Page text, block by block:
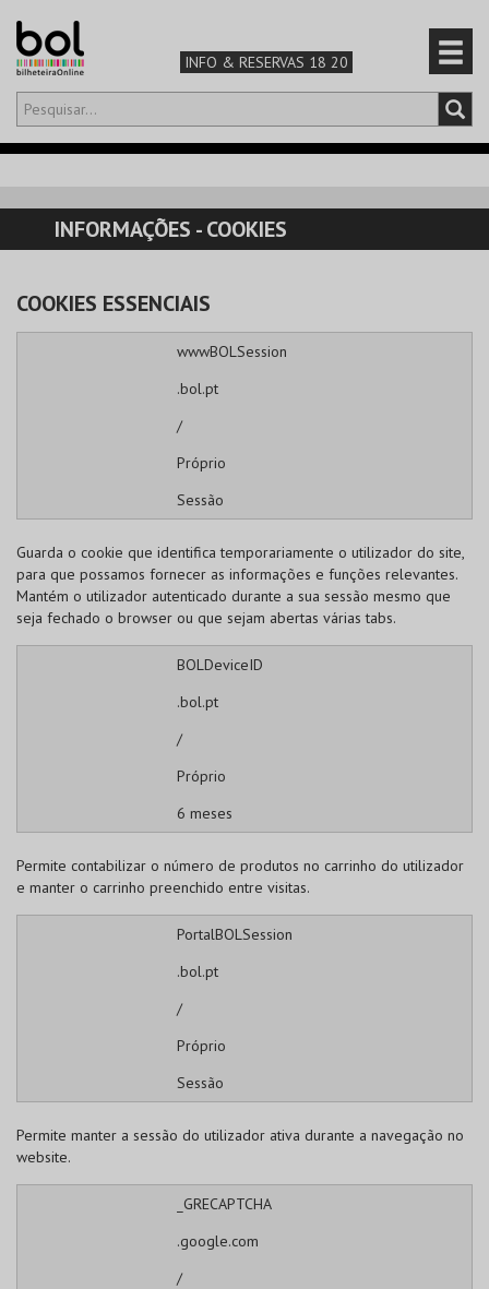
INFO & RESERVAS 18 20
Olá,iniciar sessão
CARRINHO
TEATRO & ARTE
MÚSICA & FESTIVAIS
DESPORTO & AVENTURA
INFORMAÇÕES - COOKIES
COOKIES ESSENCIAIS
wwwBOLSession
.bol.pt
/
Próprio
Sessão
Guarda o cookie que identifica temporariamente o utilizador do site,
para que possamos fornecer as informações e funções relevantes.
Mantém o utilizador autenticado durante a sua sessão mesmo que
seja fechado o browser ou que sejam abertas várias tabs.
BOLDeviceID
.bol.pt
/
Próprio
6 meses
Permite contabilizar o número de produtos no carrinho do utilizador
e manter o carrinho preenchido entre visitas.
PortalBOLSession
.bol.pt
/
Próprio
Sessão
Permite manter a sessão do utilizador ativa durante a navegação no
website.
_GRECAPTCHA
.google.com
/